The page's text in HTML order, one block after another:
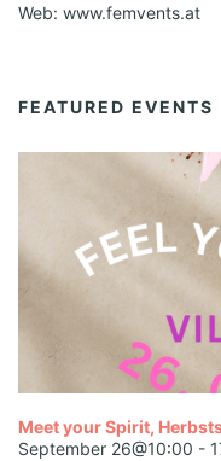
Web: www.femvents.at
FEATURED EVENTS
Meet your Spirit,
September 26@10:00 -